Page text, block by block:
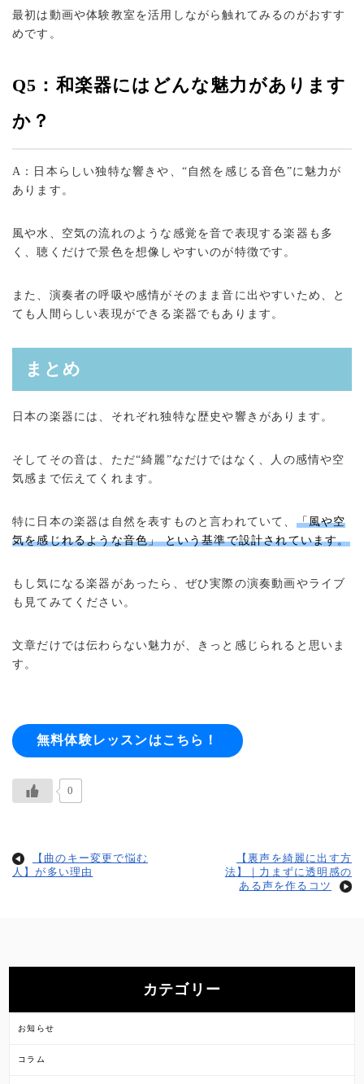
最初は動画や体験教室を活用しながら触れてみるのがおすす
めです。
Q5：和楽器にはどんな魅力があります
か？
A：日本らしい独特な響きや、“自然を感じる音色”に魅力が
あります。
風や水、空気の流れのような感覚を音で表現する楽器も多
く、聴くだけで景色を想像しやすいのが特徴です。
また、演奏者の呼吸や感情がそのまま音に出やすいため、と
ても人間らしい表現ができる楽器でもあります。
まとめ
日本の楽器には、それぞれ独特な歴史や響きがあります。
そしてその音は、ただ“綺麗”なだけではなく、人の感情や空
気感まで伝えてくれます。
特に日本の楽器は自然を表すものと言われていて、 「風や空
気を感じれるような音色」 という基準で設計されています。
もし気になる楽器があったら、ぜひ実際の演奏動画やライブ
も見てみてください。
文章だけでは伝わらない魅力が、きっと感じられると思いま
す。
無料体験レッスンはこちら！
0
【曲のキー変更で悩む
人】が多い理由
【裏声を綺麗に出す方
法】｜力まずに透明感の
ある声を作るコツ
カテゴリー
お知らせ
コラム